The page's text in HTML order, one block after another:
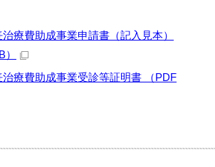
療費助成事業申請書（記入見本）
療費助成事業受診等証明書 （PDF